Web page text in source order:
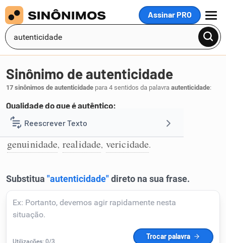
Assinar PRO
MENU
Reescrever Texto
Resumir Texto
Corrigir Texto
Detector de IA
Humanizador de IA
Sinônimo de autenticidade
17 sinônimos de autenticidade para 4 sentidos da palavra autenticidade:
Qualidade do que é autêntico:
1 efetividade,fidedignidade fidelidade
genuinidade, realidade, vericidade.